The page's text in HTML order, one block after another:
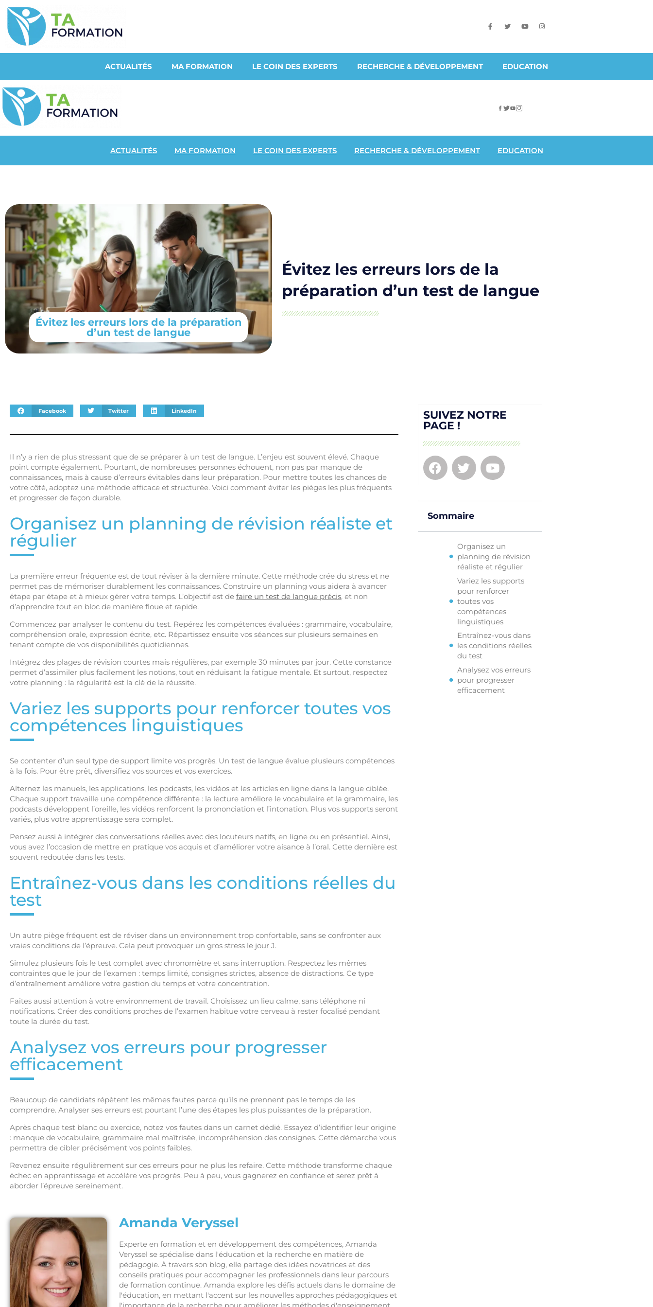
ACTUALITÉS MA FORMATION LE COIN DES EXPERTS RECHERCHE & DÉVELOPPEMENT EDUCATION
ACTUALITÉS MA FORMATION LE COIN DES EXPERTS RECHERCHE & DÉVELOPPEMENT EDUCATION
Évitez les erreurs lors de la préparation
d’un test de langue
Évitez les erreurs lors de la
préparation d’un test de langue
Facebook Twitter LinkedIn
Il n’y a rien de plus stressant que de se préparer à un test de langue. L’enjeu est souvent élevé. Chaque
point compte également. Pourtant, de nombreuses personnes échouent, non pas par manque de
connaissances, mais à cause d’erreurs évitables dans leur préparation. Pour mettre toutes les chances de
votre côté, adoptez une méthode efficace et structurée. Voici comment éviter les pièges les plus fréquents
et progresser de façon durable.
Organisez un planning de révision réaliste et
régulier
La première erreur fréquente est de tout réviser à la dernière minute. Cette méthode crée du stress et ne
permet pas de mémoriser durablement les connaissances. Construire un planning vous aidera à avancer
étape par étape et à mieux gérer votre temps. L’objectif est de faire un test de langue précis, et non
d’apprendre tout en bloc de manière floue et rapide.
Commencez par analyser le contenu du test. Repérez les compétences évaluées : grammaire, vocabulaire,
compréhension orale, expression écrite, etc. Répartissez ensuite vos séances sur plusieurs semaines en
tenant compte de vos disponibilités quotidiennes.
Intégrez des plages de révision courtes mais régulières, par exemple 30 minutes par jour. Cette constance
permet d’assimiler plus facilement les notions, tout en réduisant la fatigue mentale. Et surtout, respectez
votre planning : la régularité est la clé de la réussite.
Variez les supports pour renforcer toutes vos
compétences linguistiques
Se contenter d’un seul type de support limite vos progrès. Un test de langue évalue plusieurs compétences
à la fois. Pour être prêt, diversifiez vos sources et vos exercices.
Alternez les manuels, les applications, les podcasts, les vidéos et les articles en ligne dans la langue ciblée.
Chaque support travaille une compétence différente : la lecture améliore le vocabulaire et la grammaire, les
podcasts développent l’oreille, les vidéos renforcent la prononciation et l’intonation. Plus vos supports seront
variés, plus votre apprentissage sera complet.
Pensez aussi à intégrer des conversations réelles avec des locuteurs natifs, en ligne ou en présentiel. Ainsi,
vous avez l’occasion de mettre en pratique vos acquis et d’améliorer votre aisance à l’oral. Cette dernière est
souvent redoutée dans les tests.
Entraînez-vous dans les conditions réelles du
test
Un autre piège fréquent est de réviser dans un environnement trop confortable, sans se confronter aux
vraies conditions de l’épreuve. Cela peut provoquer un gros stress le jour J.
Simulez plusieurs fois le test complet avec chronomètre et sans interruption. Respectez les mêmes
contraintes que le jour de l’examen : temps limité, consignes strictes, absence de distractions. Ce type
d’entraînement améliore votre gestion du temps et votre concentration.
Faites aussi attention à votre environnement de travail. Choisissez un lieu calme, sans téléphone ni
notifications. Créer des conditions proches de l’examen habitue votre cerveau à rester focalisé pendant
toute la durée du test.
Analysez vos erreurs pour progresser
efficacement
Beaucoup de candidats répètent les mêmes fautes parce qu’ils ne prennent pas le temps de les
comprendre. Analyser ses erreurs est pourtant l’une des étapes les plus puissantes de la préparation.
Après chaque test blanc ou exercice, notez vos fautes dans un carnet dédié. Essayez d’identifier leur origine
: manque de vocabulaire, grammaire mal maîtrisée, incompréhension des consignes. Cette démarche vous
permettra de cibler précisément vos points faibles.
Revenez ensuite régulièrement sur ces erreurs pour ne plus les refaire. Cette méthode transforme chaque
échec en apprentissage et accélère vos progrès. Peu à peu, vous gagnerez en confiance et serez prêt à
aborder l’épreuve sereinement.
Amanda Veryssel
Experte en formation et en développement des compétences, Amanda
Veryssel se spécialise dans l'éducation et la recherche en matière de
pédagogie. À travers son blog, elle partage des idées novatrices et des
conseils pratiques pour accompagner les professionnels dans leur parcours
de formation continue. Amanda explore les défis actuels dans le domaine de
l'éducation, en mettant l'accent sur les nouvelles approches pédagogiques et
SUIVEZ NOTRE
PAGE !
Sommaire
Organisez un
planning de révision
réaliste et régulier
Variez les supports
pour renforcer
toutes vos
compétences
linguistiques
Entraînez-vous dans
les conditions réelles
du test
Analysez vos erreurs
pour progresser
efficacement